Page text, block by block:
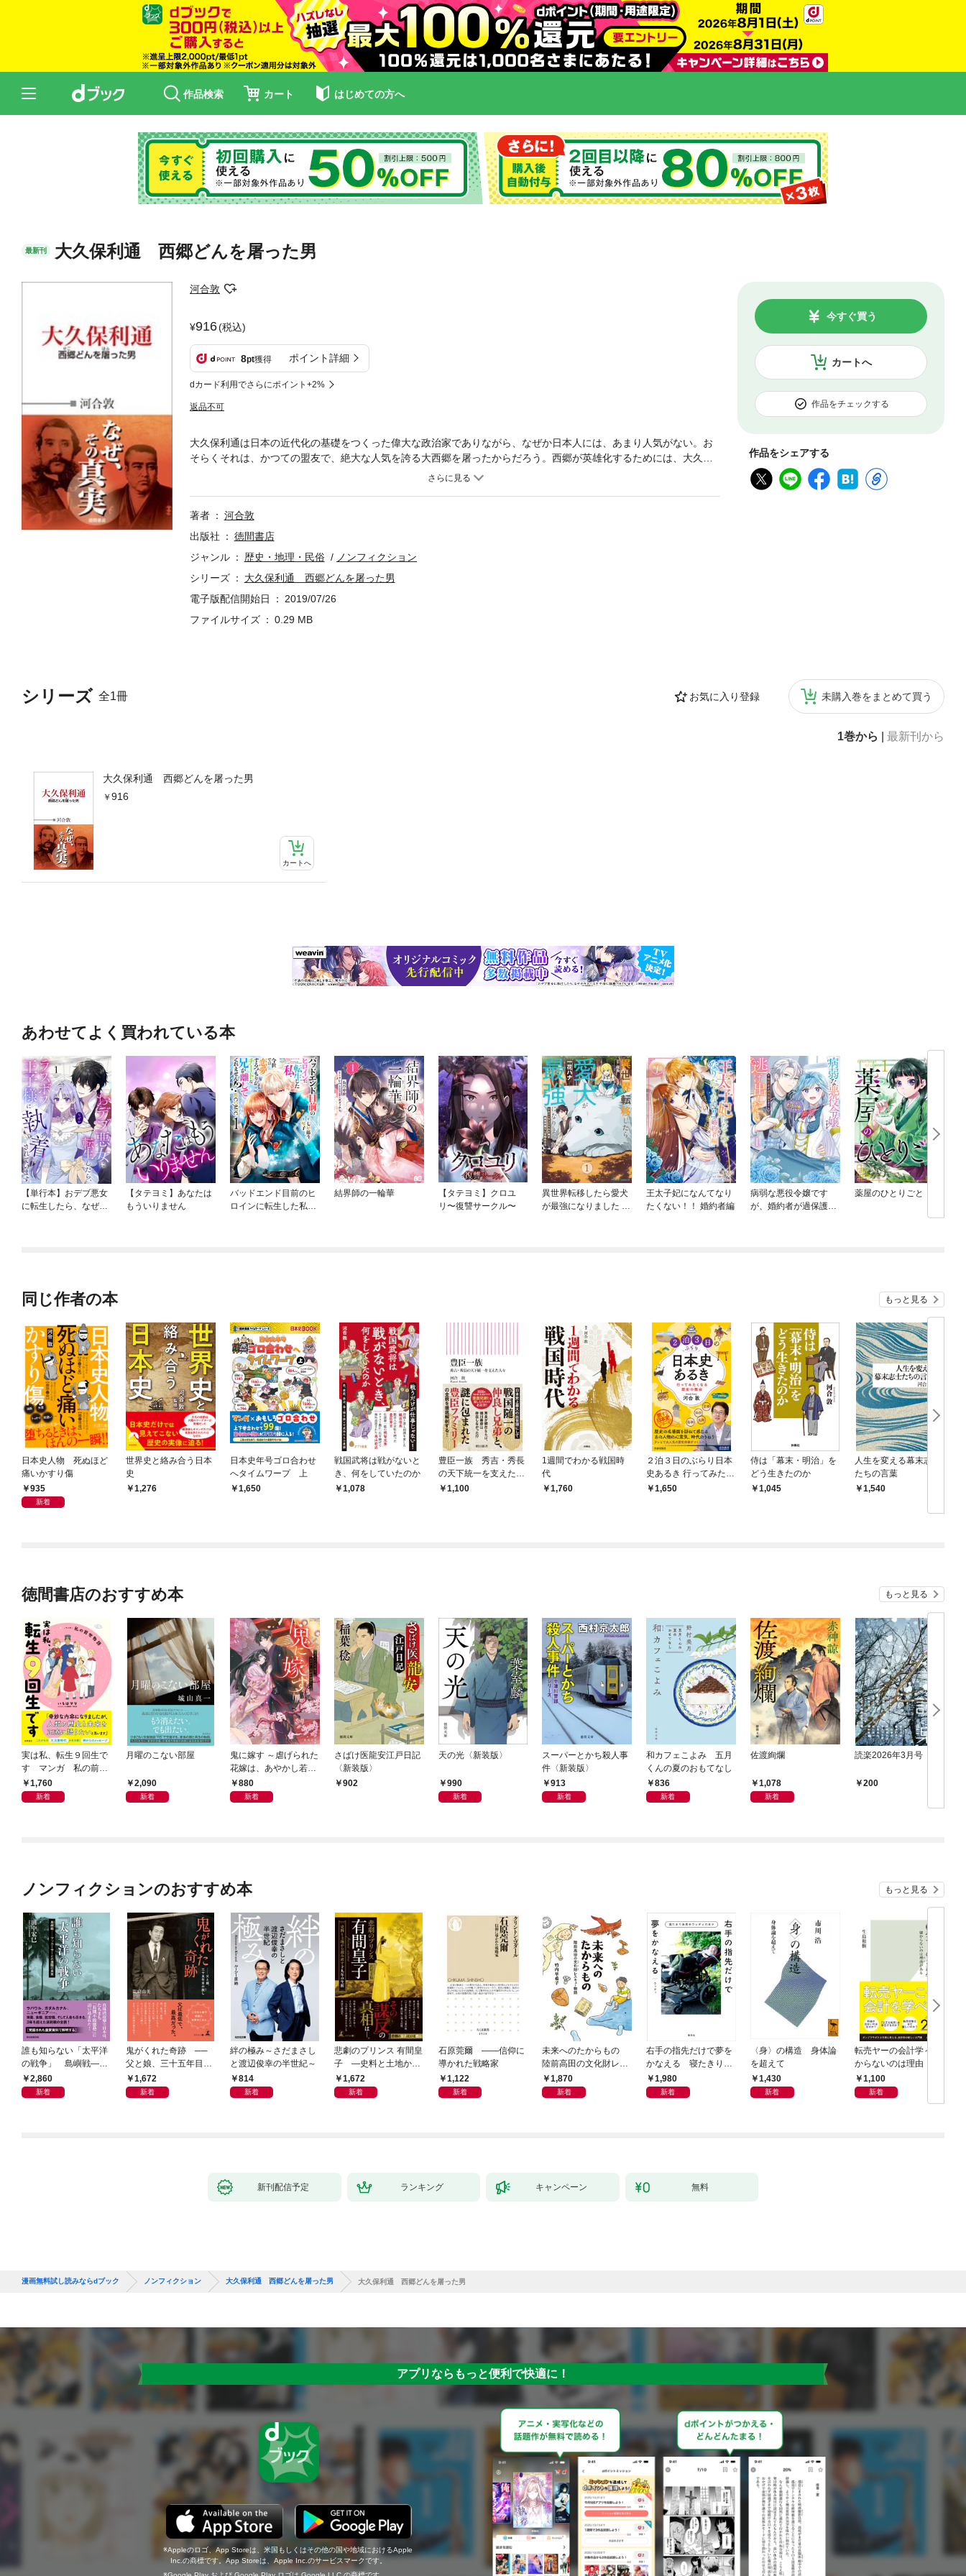
作品検索 カート はじめての方へ
最新刊 大久保利通 西郷どんを屠った男
河合敦
916(税込)
8pt獲得 ポイント詳細
dカード利用でさらにポイント+2%
返品不可
カートへ
今すぐ買う
作品をチェックする
作品をシェアする
シリーズ 全1冊 お気に入り登録 未購入巻をまとめて買う
1巻から 最新刊から
大久保利通 西郷どんを屠った男
916
カートへ
大久保利通は日本の近代化の基礎をつくった偉大な政治家でありながら、なぜか日本人には、あまり人気がない。お
そらくそれは、かつての盟友で、絶大な人気を誇る大西郷を屠ったからだろう。西郷が英雄化するためには、大久保
という敵役が必要なのである。大久保を氷のような専制主義者として強調すればするほど、西郷が対照的な人物とし
著者
河合敦
出版社
徳間書店
ジャンル
歴史・地理・民俗
ノンフィクション
シリーズ
大久保利通 西郷どんを屠った男
電子版配信開始日
2019/07/26
ファイルサイズ
0.29 MB
あわせてよく買われている本
【単行本】おデブ悪女
に転生したら、なぜか
【タテヨミ】あなたは
もういりません
バッドエンド目前のヒ
ロインに転生した私、
結界師の一輪華
【タテヨミ】クロユ
リ〜復讐サークル〜
異世界転移したら愛犬
が最強になりました ～
王太子妃になんてなり
たくない！！ 婚約者編
病弱な悪役令嬢です
が、婚約者が過保護す
薬屋のひとりごと
同じ作者の本 もっと見る
日本史人物 死ぬほど
痛いかすり傷
935
新着
世界史と絡み合う日本
史
1,276
日本史年号ゴロ合わせ
へタイムワープ 上
1,650
戦国武将は戦がないと
き、何をしていたのか
1,078
豊臣一族 秀吉・秀長
の天下統一を支えた
人々1,100
1週間でわかる戦国時
代
1,760
２泊３日のぶらり日本
史あるき 行ってみたく
なる歴史の舞台
1,650
侍は「幕末・明治」を
どう生きたのか
1,045
人生を変える幕末志士
たちの言葉
1,540
徳間書店のおすすめ本 もっと見る
実は私、転生９回生で
す マンガ 私の前世
物語1,760
新着
月曜のこない部屋
2,090
新着
鬼に嫁す ～虐げられた
花嫁は、あやかし若頭
に溺愛される～
880
新着
さばけ医龍安江戸日記
〈新装版〉
902
天の光〈新装版〉
990
新着
スーパーとかち殺人事
件〈新装版〉
913
新着
和カフェこよみ 五月
くんの夏のおもてなし
836
新着
佐渡絢爛
1,078
新着
読楽2026年3月号
200
ノンフィクションのおすすめ本 もっと見る
誰も知らない「太平洋
の戦争」 島嶼戦――
マッカーサーとの激闘
の真実
2,860
新着
鬼がくれた奇跡 ──
父と娘、三十五年目の
赦し1,672
新着
絆の極み～さだまさし
と渡辺俊幸の半世紀～
814
新着
悲劇のプリンス 有間皇
子 ―史料と土地から
読み直す十九年の生涯
1,672
新着
石原莞爾 ――信仰に
導かれた戦略家
1,122
新着
未来へのたからもの
陸前高田の文化財レス
キュー物語
1,870
新着
右手の指先だけで夢を
かなえる 寝たきり系
男子ウッディの日々
1,980
新着
〈身〉の構造 身体論
を超えて
1,430
新着
転売ヤーの会計学～儲
からないのは理由（わ
け）がある～
1,100
新着
新刊配信予定 ランキング キャンペーン 無料
漫画無料試し読みならdブック ノンフィクション 大久保利通 西郷どんを屠った男 大久保利通 西郷どんを屠った男
アプリならもっと便利で快適に！
Appleのロゴ、App Storeは、米国もしくはその他の国や地域におけるApple
Inc.の商標です。App Storeは、Apple Inc.のサービスマークです。